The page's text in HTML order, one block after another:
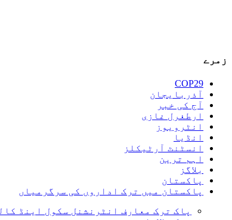
زمرے
COP29
آذربایجان
آج کی خبر
ارطغرل غازی
انٹرویوز
انڈیا
انسٹنٹ آرٹیکلز
اہم ترین
بلاگز
پاکستان
پاکستان میں ترک اداروں کی سرگرمیاں
پاک ترک معارف انٹرنشنل سکول اینڈ